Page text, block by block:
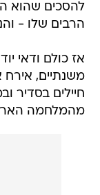
להסכים שהוא
הרבים שלו -
אז כולם ודאי
משנתיים, אירח
חיילים בסדיר
מהמלחמה